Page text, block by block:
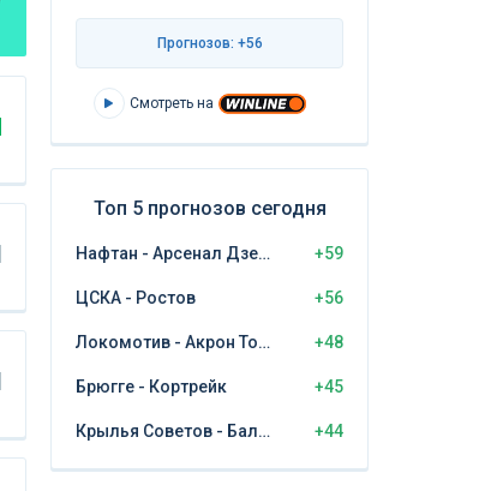
Прогнозов: +56
Смотреть на
Топ 5 прогнозов сегодня
Нафтан - Арсенал Дзержинск +59
ЦСКА - Ростов +56
Локомотив - Акрон Тольятти +48
Брюгге - Кортрейк +45
Крылья Советов - Балтика Калининград +44